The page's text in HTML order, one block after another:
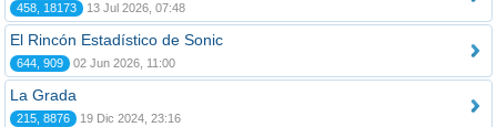
458, 18173 13 Jul 2026, 07:48
El Rincón Estadístico de Sonic
644, 909 02 Jun 2026, 11:00
La Grada
215, 8876 19 Dic 2024, 23:16